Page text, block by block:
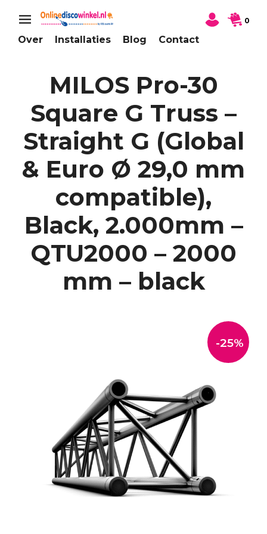
Over Installaties Blog Contact
0
MILOS Pro-30
Square G Truss –
Straight G (Global
& Euro Ø 29,0 mm
compatible),
Black, 2.000mm –
QTU2000 – 2000
mm – black
-25%